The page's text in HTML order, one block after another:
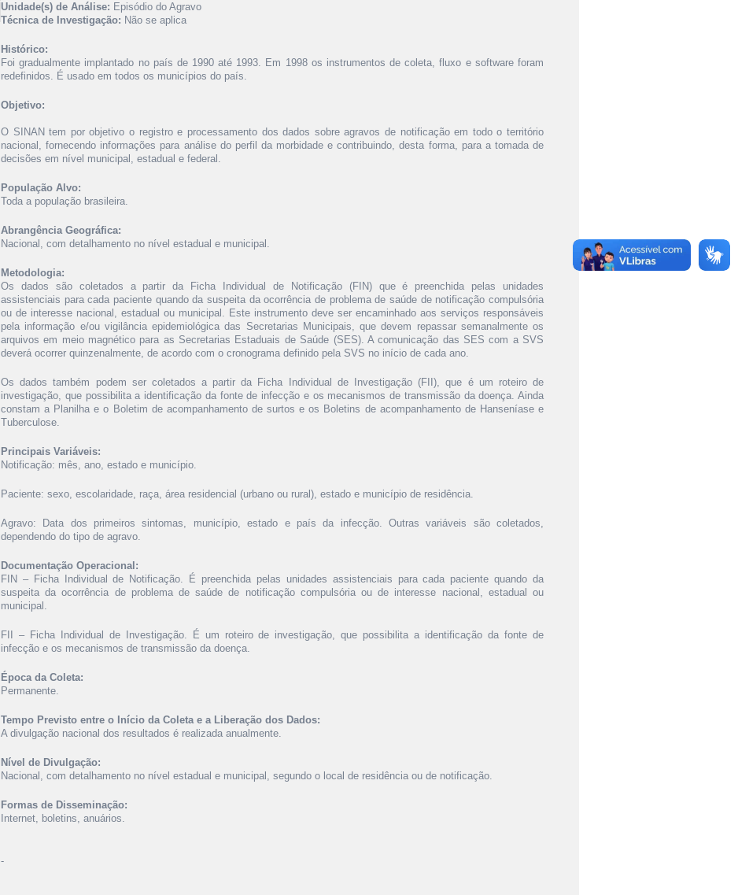
Unidade(s) de Análise: Episódio do Agravo
Técnica de Investigação: Não se aplica
Histórico:
Foi gradualmente implantado no país de 1990 até 1993. Em 1998 os instrumentos de coleta, fluxo e software foram
redefinidos. É usado em todos os municípios do país.
Objetivo:
O SINAN tem por objetivo o registro e processamento dos dados sobre agravos de notificação em todo o território
nacional, fornecendo informações para análise do perfil da morbidade e contribuindo, desta forma, para a tomada de
decisões em nível municipal, estadual e federal.
População Alvo:
Toda a população brasileira.
Abrangência Geográfica:
Nacional, com detalhamento no nível estadual e municipal.
Metodologia:
Os dados são coletados a partir da Ficha Individual de Notificação (FIN) que é preenchida pelas unidades
assistenciais para cada paciente quando da suspeita da ocorrência de problema de saúde de notificação compulsória
ou de interesse nacional, estadual ou municipal. Este instrumento deve ser encaminhado aos serviços responsáveis
pela informação e/ou vigilância epidemiológica das Secretarias Municipais, que devem repassar semanalmente os
arquivos em meio magnético para as Secretarias Estaduais de Saúde (SES). A comunicação das SES com a SVS
deverá ocorrer quinzenalmente, de acordo com o cronograma definido pela SVS no início de cada ano.
Os dados também podem ser coletados a partir da Ficha Individual de Investigação (FII), que é um roteiro de
investigação, que possibilita a identificação da fonte de infecção e os mecanismos de transmissão da doença. Ainda
constam a Planilha e o Boletim de acompanhamento de surtos e os Boletins de acompanhamento de Hanseníase e
Tuberculose.
Principais Variáveis:
Notificação: mês, ano, estado e município.
Paciente: sexo, escolaridade, raça, área residencial (urbano ou rural), estado e município de residência.
Agravo: Data dos primeiros sintomas, município, estado e país da infecção. Outras variáveis são coletados,
dependendo do tipo de agravo.
Documentação Operacional:
FIN – Ficha Individual de Notificação. É preenchida pelas unidades assistenciais para cada paciente quando da
suspeita da ocorrência de problema de saúde de notificação compulsória ou de interesse nacional, estadual ou
municipal.
FII – Ficha Individual de Investigação. É um roteiro de investigação, que possibilita a identificação da fonte de
infecção e os mecanismos de transmissão da doença.
Época da Coleta:
Permanente.
Tempo Previsto entre o Início da Coleta e a Liberação dos Dados:
A divulgação nacional dos resultados é realizada anualmente.
Nível de Divulgação:
Nacional, com detalhamento no nível estadual e municipal, segundo o local de residência ou de notificação.
Formas de Disseminação:
Internet, boletins, anuários.
-